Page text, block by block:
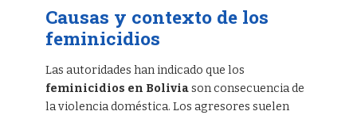
Causas y contexto de los
feminicidios
Las autoridades han indicado que los
feminicidios en Boliviason consecuencia de
la violencia doméstica. Los agresores suelen